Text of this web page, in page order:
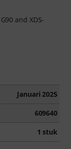
and XDS-
Januari 2025
609640
1 stuk